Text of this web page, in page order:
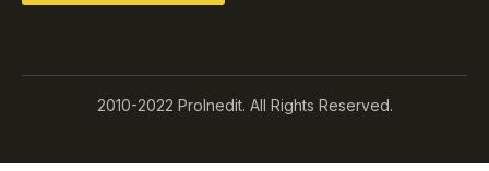
2010-2022 ProInedit. All Rights Reserved.